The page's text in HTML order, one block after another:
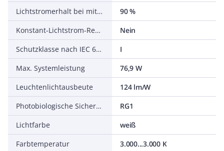
Lichtstromerhalt bei mittl. Nutzungsdauer 50.000 h bei 25 °C Umgebungstemp.
90 %
Konstant-Lichtstrom-Regelung
Nein
Schutzklasse nach IEC 61140
I
Max. Systemleistung
76,9 W
Leuchtenlichtausbeute
124 lm/W
Photobiologische Sicherheit nach EN 62471
RG1
Lichtfarbe
weiß
Farbtemperatur
3.000...3.000 K